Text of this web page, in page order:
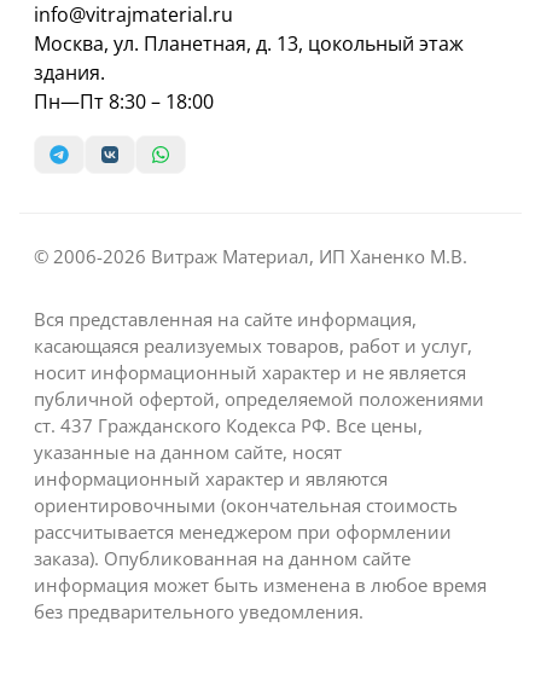
info@vitrajmaterial.ru
Москва, ул. Планетная, д. 13, цокольный этаж
здания.
Пн—Пт 8:30 – 18:00
© 2006-2026 Витраж Материал, ИП Ханенко М.В.
Вся представленная на сайте информация,
касающаяся реализуемых товаров, работ и услуг,
носит информационный характер и не является
публичной офертой, определяемой положениями
ст. 437 Гражданского Кодекса РФ. Все цены,
указанные на данном сайте, носят
информационный характер и являются
ориентировочными (окончательная стоимость
рассчитывается менеджером при оформлении
заказа). Опубликованная на данном сайте
информация может быть изменена в любое время
без предварительного уведомления.